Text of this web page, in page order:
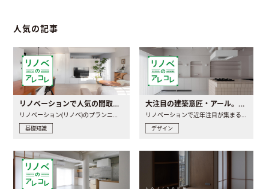
人気の記事
リノベーションで人気の間取りとは？トレンドの間取りと実例を徹底解説
リノベーション(リノベ)のプランニングで一番最初に決めるのは..
基礎知識
大注目の建築意匠・アール。人気の理由と空間に取り入れるポイント
リノベーションで近年注目が集まる建築意匠の一つであるアール..
デザイン